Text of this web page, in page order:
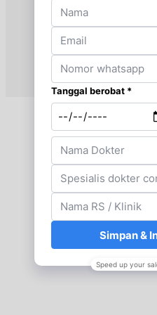
Sabtu, 15/08/2026
Jam 08:00 - 12:00
Senin, 17/08/2026
Jam 07:00 - 08:00
Senin, 17/08/2026
Jam 08:00 - 12:00
Senin, 17/08/2026
Jam 17:00 - 19:00